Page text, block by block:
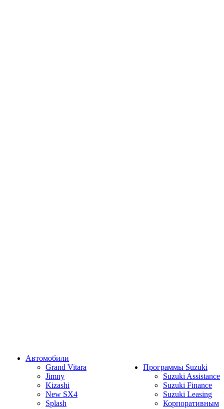
Автомобили
Grand Vitara
Jimny
Kizashi
New SX4
Splash
Программы Suzuki
Suzuki Assistance
Suzuki Finance
Suzuki Leasing
Корпоративным